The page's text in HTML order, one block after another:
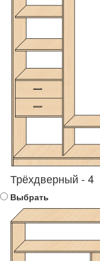
Трёхдверный - 4
Выбрать